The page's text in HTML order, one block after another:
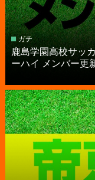
ガチ
鹿島学園高校サッ
ーハイ メンバー更